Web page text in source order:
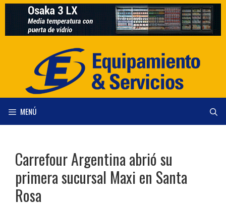
Saltar
contenido
MENÚ
Carrefour Argentina abrió su
primera sucursal Maxi en Santa
Rosa